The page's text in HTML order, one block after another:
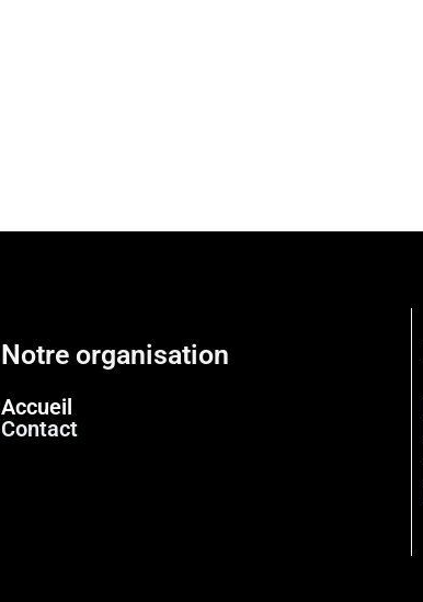
Notre organisation
Accueil
Contact